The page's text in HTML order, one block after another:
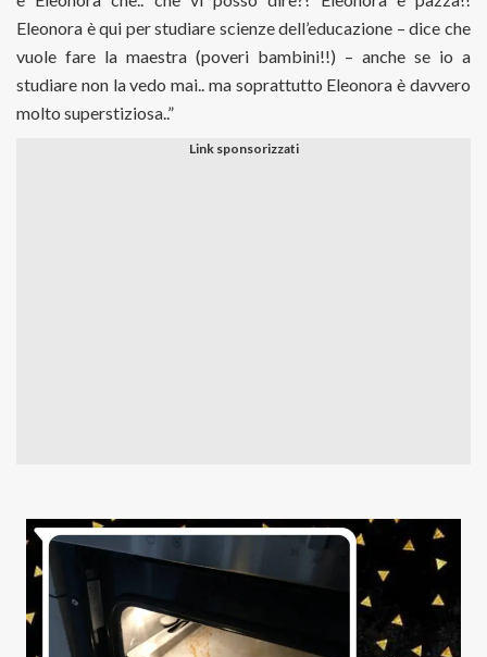
Eleonora è qui per studiare scienze dell’educazione – dice che
vuole fare la maestra (poveri bambini!!) – anche se io a
studiare non la vedo mai.. ma soprattutto Eleonora è davvero
molto superstiziosa..”